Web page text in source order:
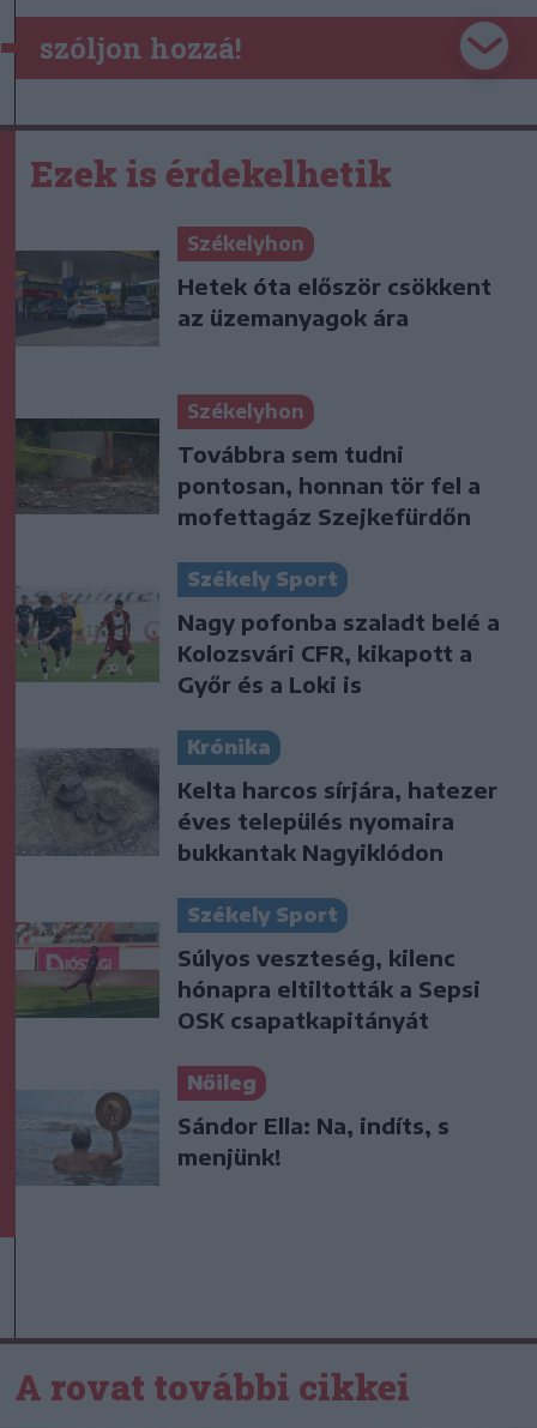
szóljon hozzá!
Ezek is érdekelhetik
Székelyhon
Hetek óta először csökkent
az üzemanyagok ára
Székelyhon
Továbbra sem tudni
pontosan, honnan tör fel a
mofettagáz Szejkefürdőn
Székely Sport
Nagy pofonba szaladt belé a
Kolozsvári CFR, kikapott a
Győr és a Loki is
Krónika
Kelta harcos sírjára, hatezer
éves település nyomaira
bukkantak Nagyiklódon
Székely Sport
Súlyos veszteség, kilenc
hónapra eltiltották a Sepsi
OSK csapatkapitányát
Nőileg
Sándor Ella: Na, indíts, s
menjünk!
A rovat további cikkei